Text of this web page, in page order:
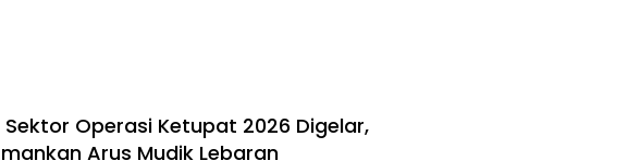
Sektor Operasi Ketupat 2026 Digelar,
Arus Mudik Lebaran